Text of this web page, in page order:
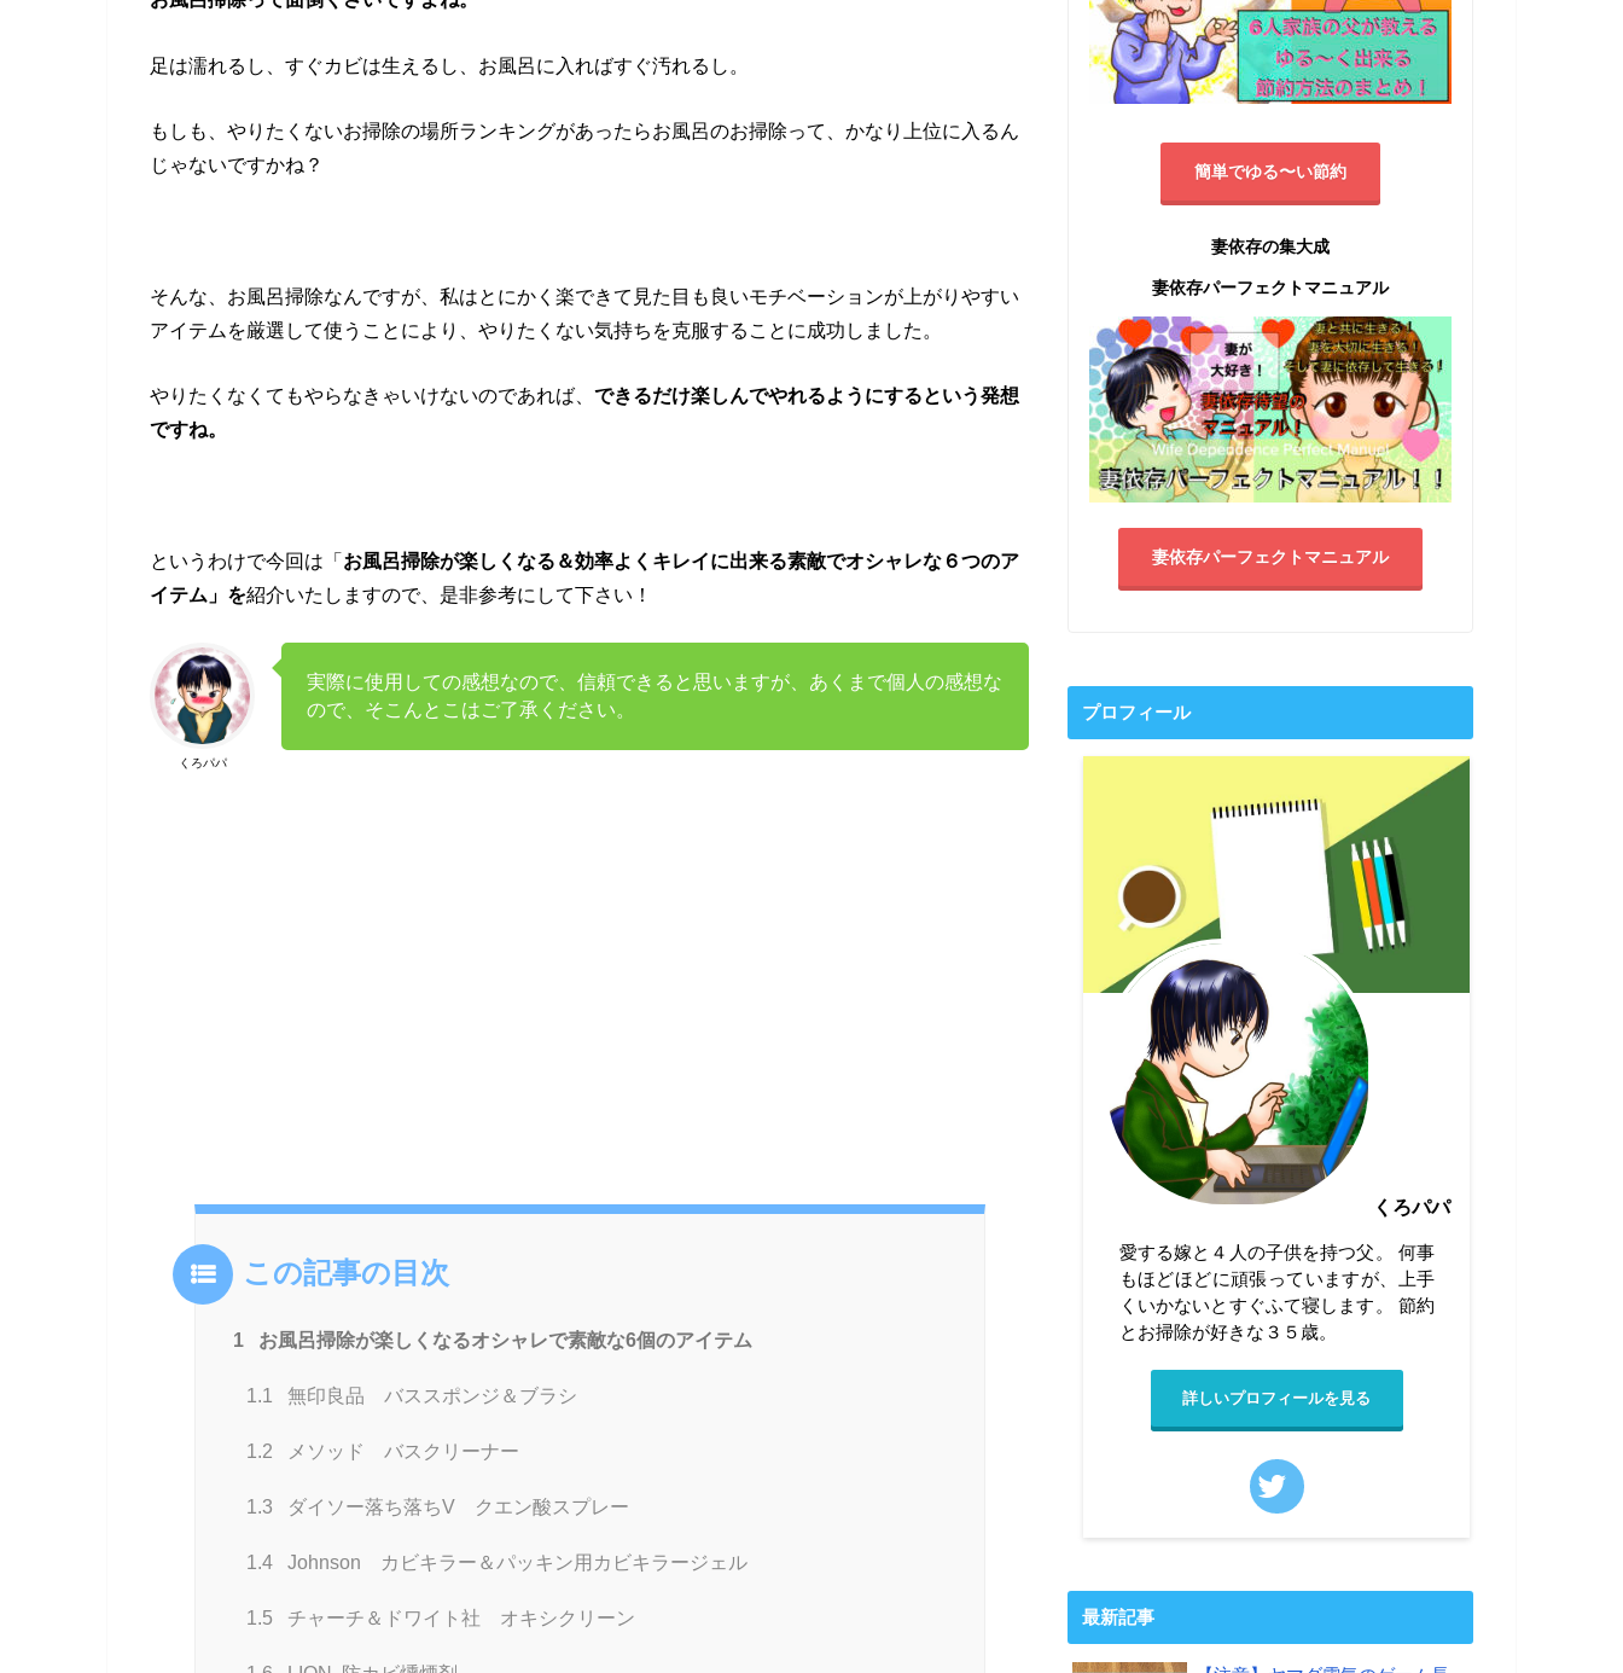
足は濡れるし、すぐカビは生えるし、お風呂に入ればすぐ汚れるし。
もしも、やりたくないお掃除の場所ランキングがあったらお風呂のお掃除って、かなり上位に入るん
じゃないですかね？
そんな、お風呂掃除なんですが、私はとにかく楽できて見た目も良いモチベーションが上がりやすい
アイテムを厳選して使うことにより、やりたくない気持ちを克服することに成功しました。
やりたくなくてもやらなきゃいけないのであれば、 できるだけ楽しんでやれるようにするという発想
ですね。
というわけで今回は「お風呂掃除が楽しくなる＆効率よくキレイに出来る素敵でオシャレな６つのア
イテム」を紹介いたしますので、是非参考にして下さい！
くろパパ
実際に使用しての感想なので、信頼できると思いますが、あくまで個人の感想な
ので、そこんとこはご了承ください。
この記事の目次
1 お風呂掃除が楽しくなるオシャレで素敵な6個のアイテム
1.1 無印良品 バススポンジ＆ブラシ
1.2 メソッド バスクリーナー
1.3 ダイソー落ち落ちV クエン酸スプレー
1.4 Johnson カビキラー＆パッキン用カビキラージェル
1.5 チャーチ＆ドワイト社 オキシクリーン
簡単でゆる〜い節約
妻依存の集大成
妻依存パーフェクトマニュアル
妻依存パーフェクトマニュアル
プロフィール
くろパパ
愛する嫁と４人の子供を持つ父。 何事
もほどほどに頑張っていますが、上手
くいかないとすぐふて寝します。 節約
とお掃除が好きな３５歳。
詳しいプロフィールを見る
最新記事